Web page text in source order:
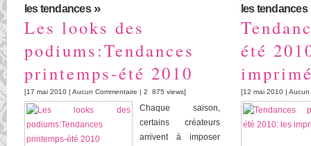
les tendances»
Les looks des
podiums:Tendances
printemps-été 2010
[17 mai 2010 | Aucun Commentaire | 2 875 views]
Chaque saison,
certains créateurs
arrivent à imposer
les tendances
été
[12 mai 2010 | Aucun